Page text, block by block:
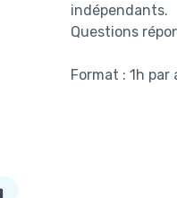
indépendants.
Questions
Format : 1h